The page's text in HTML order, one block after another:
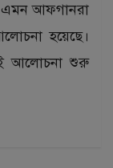
এমন আফগানরা
হয়েছে।
আলোচনা শুরু